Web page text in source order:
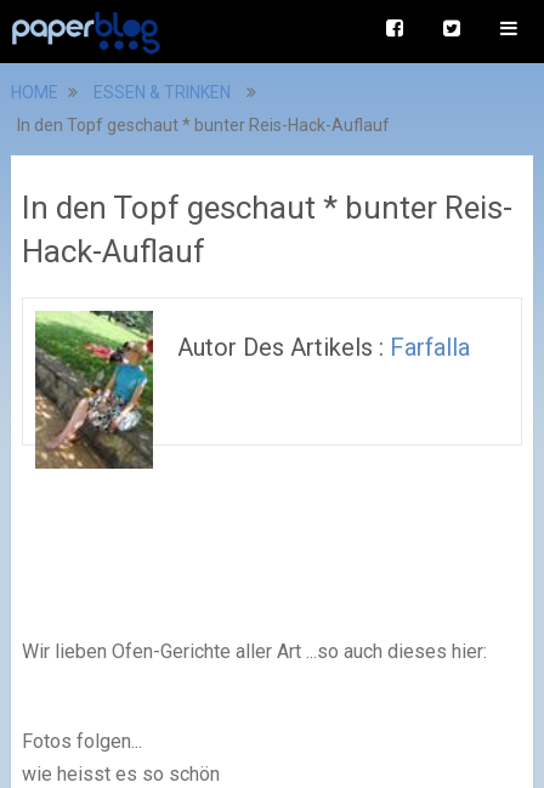
HOME
ESSEN & TRINKEN
In den Topf geschaut * bunter Reis-Hack-Auflauf
In den Topf geschaut * bunter Reis-
Hack-Auflauf
Autor Des Artikels : Farfalla
Wir lieben Ofen-Gerichte aller Art ...so auch dieses hier:
Fotos folgen...
wie heisst es so schön